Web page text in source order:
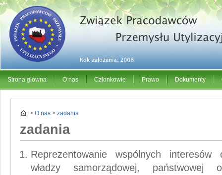
Strona główna O nas Członkowie Prawo Dokumenty
> O nas > zadania
zadania
Reprezentowanie wspólnych interesów
władzy samorządowej, państwowej